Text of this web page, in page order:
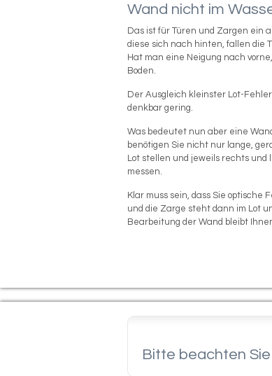
Wand nicht im
Das ist für Türen und Zargen ein
diese sich nach hinten, fallen die
Hat man eine Neigung nach
Boden.
Der Ausgleich kleinster Lot-
denkbar gering.
Was bedeutet nun aber eine
benötigen Sie nicht nur lange,
Lot stellen und jeweils rechts und
messen.
Klar muss sein, dass Sie
und die Zarge steht dann im Lot
Bearbeitung der Wand bleibt
Bitte beachten